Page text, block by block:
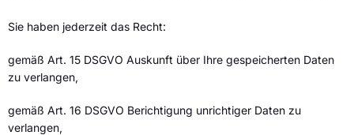
Sie haben jederzeit das Recht:
gemäß Art. 15 DSGVO Auskunft über Ihre gespeicherten Daten
zu verlangen,
gemäß Art. 16 DSGVO Berichtigung unrichtiger Daten zu
verlangen,